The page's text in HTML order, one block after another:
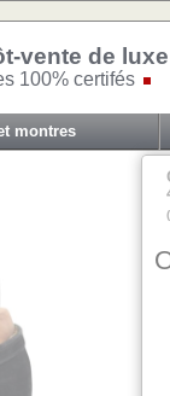
vente de luxe
100% certifés
montres